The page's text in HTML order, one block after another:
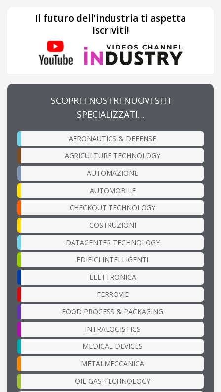
Il futuro dell’industria ti aspetta
Iscriviti!
SCOPRI I NOSTRI NUOVI SITI
SPECIALIZZATI…
AERONAUTICS & DEFENSE
AGRICULTURE TECHNOLOGY
AUTOMAZIONE
AUTOMOBILE
CHECKOUT TECHNOLOGY
COSTRUZIONI
DATACENTER TECHNOLOGY
EDIFICI INTELLIGENTI
ELETTRONICA
FERROVIE
FOOD PROCESS & PACKAGING
INTRALOGISTICS
MEDICAL DEVICES
METALMECCANICA
OIL GAS TECHNOLOGY